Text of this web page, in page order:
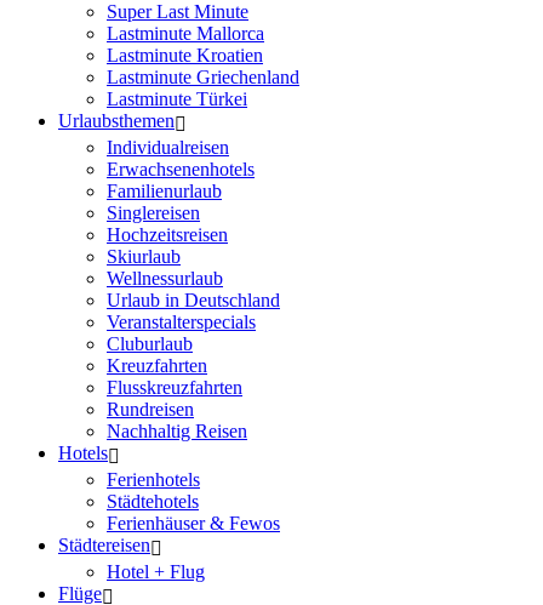
Super Last Minute
Lastminute Mallorca
Lastminute Kroatien
Lastminute Griechenland
Lastminute Türkei
Urlaubsthemen
Individualreisen
Erwachsenenhotels
Familienurlaub
Singlereisen
Hochzeitsreisen
Skiurlaub
Wellnessurlaub
Urlaub in Deutschland
Veranstalterspecials
Cluburlaub
Kreuzfahrten
Flusskreuzfahrten
Rundreisen
Nachhaltig Reisen
Hotels
Ferienhotels
Städtehotels
Ferienhäuser & Fewos
Städtereisen
Hotel + Flug
Flüge